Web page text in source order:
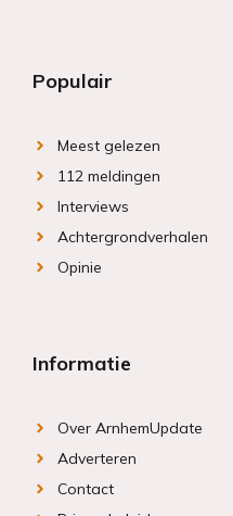
Populair
Meest gelezen
112 meldingen
Interviews
Achtergrondverhalen
Opinie
Informatie
Over ArnhemUpdate
Adverteren
Contact